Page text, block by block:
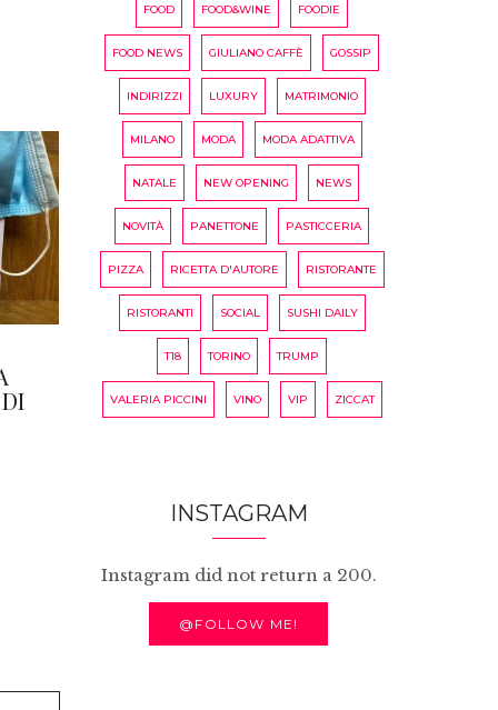
FOOD FOOD&WINE FOODIE
FOOD NEWS GIULIANO CAFFÈ GOSSIP
INDIRIZZI LUXURY MATRIMONIO
MILANO MODA MODA ADATTIVA
NATALE NEW OPENING NEWS
NOVITÀ PANETTONE PASTICCERIA
PIZZA RICETTA D'AUTORE RISTORANTE
RISTORANTI SOCIAL SUSHI DAILY
T18 TORINO TRUMP
VALERIA PICCINI VINO VIP ZICCAT
INSTAGRAM
Instagram did not return a 200.
@FOLLOW ME!